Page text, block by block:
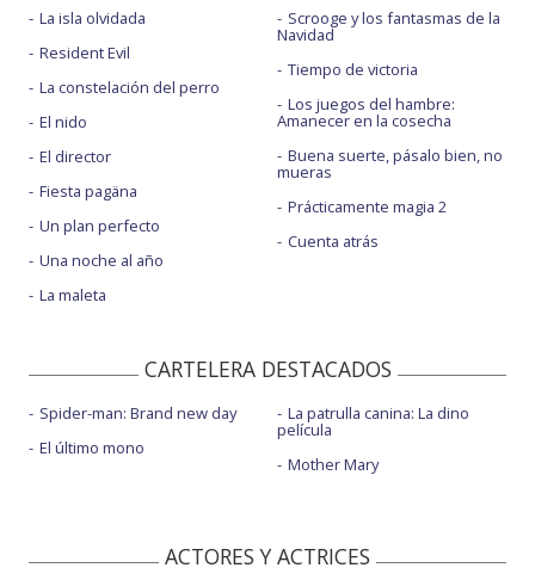
La isla olvidada
Resident Evil
La constelación del perro
El nido
El director
Fiesta pagäna
Un plan perfecto
Una noche al año
La maleta
Scrooge y los fantasmas de la
Navidad
Tiempo de victoria
Los juegos del hambre:
Amanecer en la cosecha
Buena suerte, pásalo bien, no
mueras
Prácticamente magia 2
Cuenta atrás
CARTELERA DESTACADOS
Spider-man: Brand new day
El último mono
La patrulla canina: La dino
película
Mother Mary
ACTORES Y ACTRICES